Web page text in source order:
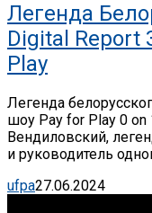
Легенда
Digital Report
Play
Легенда
шоу Pay for Play 0
Вендиловский,
и руководитель
ufpa27.06.2024